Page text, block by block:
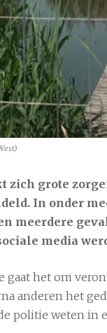
den Rijn
zich grote
In onder
meerdere
media
gaat het om
anderen het
politie weten in